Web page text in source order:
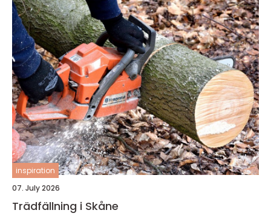
inspiration
07. July 2026
Trädfällning i Skåne